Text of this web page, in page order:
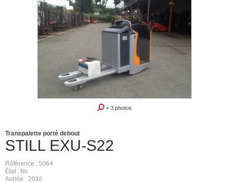
+ 3 photos
STILL EXU-S22
Transpalette porté debout
Référence
5064
État
Nc
Année
2012